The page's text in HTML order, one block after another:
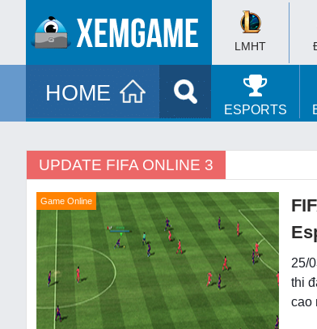
LMHT
HOME
ESPORTS
UPDATE FIFA ONLINE 3
Game Online
25/
thi
cao